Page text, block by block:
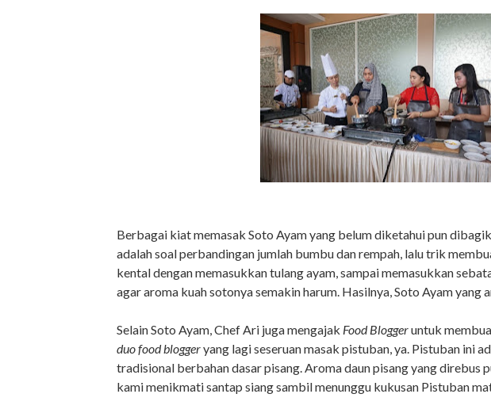
Berbagai kiat memasak Soto Ayam yang belum diketahui pun
adalah soal perbandingan jumlah bumbu dan rempah, lalu trik
kental dengan memasukkan tulang ayam, sampai memasukkan
agar aroma kuah sotonya semakin harum. Hasilnya, Soto Ayam yang
Selain Soto Ayam, Chef Ari juga mengajak Food Bloggeruntuk
duo food bloggeryang lagi seseruan masak pistuban, ya. Pistuban ini
tradisional berbahan dasar pisang. Aroma daun pisang yang direbus
kami menikmati santap siang sambil menunggu kukusan Pistuban